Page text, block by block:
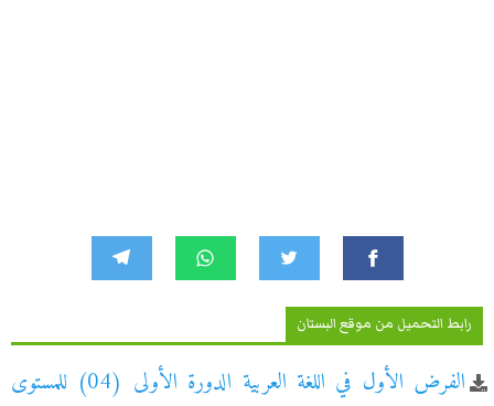
رابط التحميل من موقع البستان
الفرض الأول في اللغة العربية الدورة الأولى (04) للمستوى